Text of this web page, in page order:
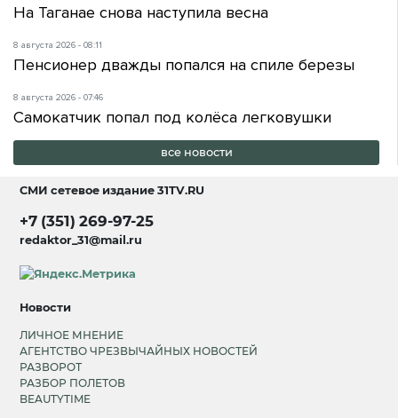
На Таганае снова наступила весна
8 августа 2026 - 08:11
Пенсионер дважды попался на спиле березы
8 августа 2026 - 07:46
Самокатчик попал под колёса легковушки
все новости
СМИ сетевое издание31TV.RU
+7 (351) 269-97-25
redaktor_31@mail.ru
Новости
ЛИЧНОЕ МНЕНИЕ
АГЕНТСТВО ЧРЕЗВЫЧАЙНЫХ НОВОСТЕЙ
РАЗВОРОТ
РАЗБОР ПОЛЕТОВ
BEAUTYTIME